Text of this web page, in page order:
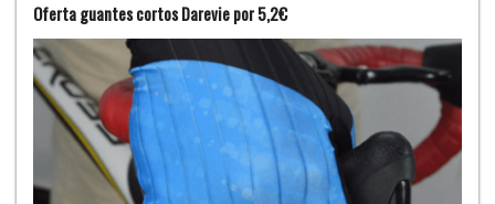
Oferta guantes cortos Darevie por 5,2€